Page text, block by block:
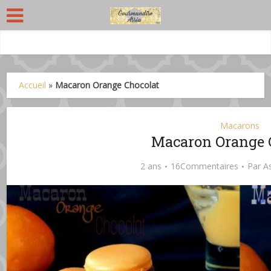
Accueil » Macaron Orange Chocolat
Macarons
Macaron Orange
2 ans 16Commentaires Par